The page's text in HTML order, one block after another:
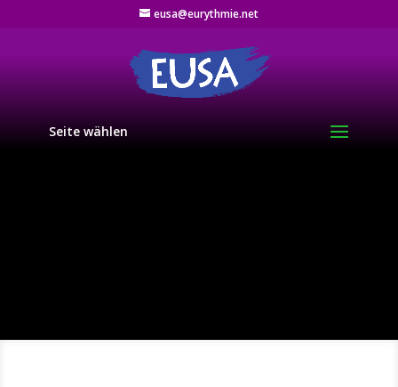
eusa@eurythmie.net
Seite wählen